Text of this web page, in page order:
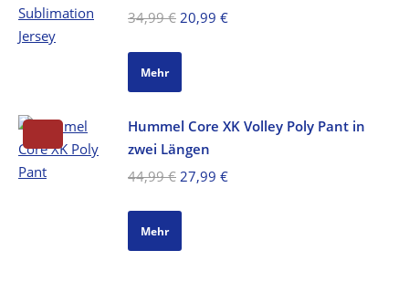
34,99€ Ursprünglicher
20,99 €Aktueller
Mehr
Hummel Core XK Volley Poly Pant in
zwei Längen
44,99€ Ursprünglicher
27,99 €Aktueller
Mehr